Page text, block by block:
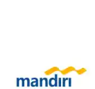
Asuransi